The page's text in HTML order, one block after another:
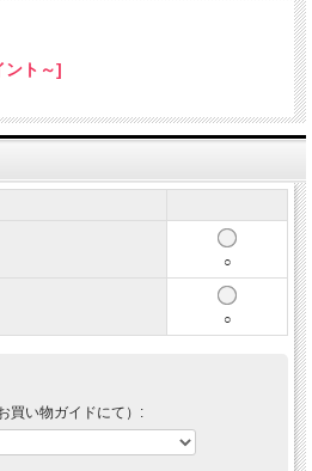
ト～]
○
○
買い物ガイドにて）: